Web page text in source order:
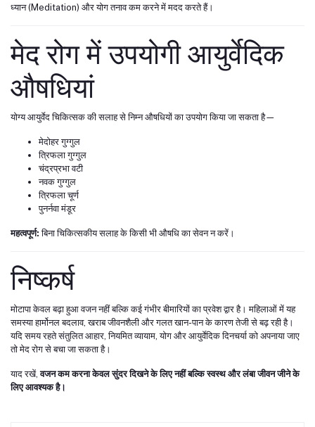
ध्यान (Meditation) और योग तनाव कम करने में मदद करते हैं।
मेद रोग में उपयोगी आयुर्वेदिक
औषधियां
योग्य आयुर्वेद चिकित्सक की सलाह से निम्न औषधियों का उपयोग किया जा सकता है—
मेदोहर गुग्गुल
त्रिफला गुग्गुल
चंद्रप्रभा वटी
नवक गुग्गुल
त्रिफला चूर्ण
पुनर्नवा मंडूर
महत्वपूर्ण: बिना चिकित्सकीय सलाह के किसी भी औषधि का सेवन न करें।
निष्कर्ष
मोटापा केवल बढ़ा हुआ वजन नहीं बल्कि कई गंभीर बीमारियों का प्रवेश द्वार है। महिलाओं में यह
समस्या हार्मोनल बदलाव, खराब जीवनशैली और गलत खान-पान के कारण तेजी से बढ़ रही है।
यदि समय रहते संतुलित आहार, नियमित व्यायाम, योग और आयुर्वेदिक दिनचर्या को अपनाया जाए
तो मेद रोग से बचा जा सकता है।
याद रखें,वजन कम करना केवल सुंदर दिखने के लिए नहीं बल्कि स्वस्थ और लंबा जीवन जीने के
लिए आवश्यक है।